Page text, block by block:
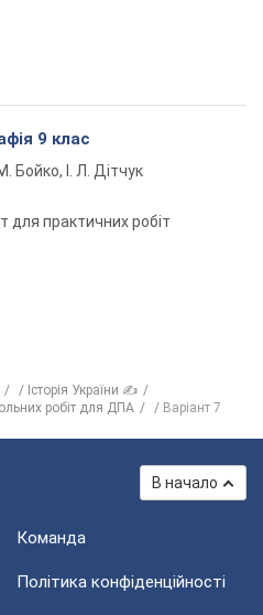
9 клас
Бойко, І. Л. Дітчук
для практичних робіт
Історія України ✍
робіт для ДПА
Варіант 7
В начало
Команда
Політика конфіденційності